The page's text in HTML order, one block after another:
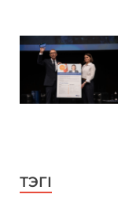
ТЭГІ